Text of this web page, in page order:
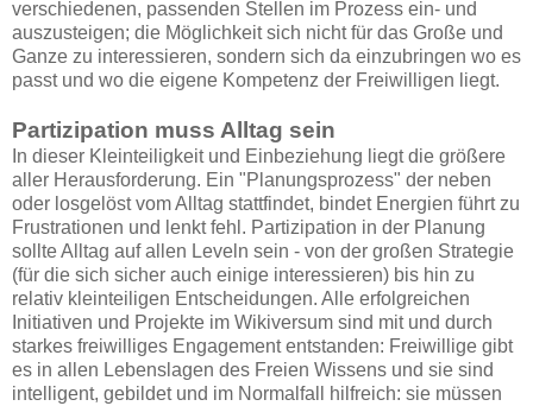
verschiedenen, passenden Stellen im Prozess ein- und
auszusteigen; die Möglichkeit sich nicht für das Große und
Ganze zu interessieren, sondern sich da einzubringen wo es
passt und wo die eigene Kompetenz der Freiwilligen liegt.
Partizipation muss Alltag sein
In dieser Kleinteiligkeit und Einbeziehung liegt die größere
aller Herausforderung. Ein "Planungsprozess" der neben
oder losgelöst vom Alltag stattfindet, bindet Energien führt zu
Frustrationen und lenkt fehl. Partizipation in der Planung
sollte Alltag auf allen Leveln sein - von der großen Strategie
(für die sich sicher auch einige interessieren) bis hin zu
relativ kleinteiligen Entscheidungen. Alle erfolgreichen
Initiativen und Projekte im Wikiversum sind mit und durch
starkes freiwilliges Engagement entstanden: Freiwillige gibt
es in allen Lebenslagen des Freien Wissens und sie sind
intelligent, gebildet und im Normalfall hilfreich: sie müssen